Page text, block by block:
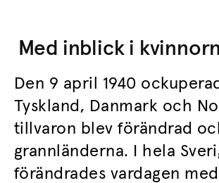
Med inblick i
Den 9 april 1940
Tyskland, Danmark och
tillvaron blev förändrad
grannländerna. I hela
förändrades vardagen med